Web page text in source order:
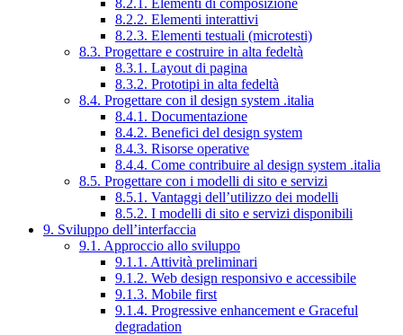
8.2.1. Elementi di composizione
8.2.2. Elementi interattivi
8.2.3. Elementi testuali (microtesti)
8.3. Progettare e costruire in alta fedeltà
8.3.1. Layout di pagina
8.3.2. Prototipi in alta fedeltà
8.4. Progettare con il design system .italia
8.4.1. Documentazione
8.4.2. Benefici del design system
8.4.3. Risorse operative
8.4.4. Come contribuire al design system .italia
8.5. Progettare con i modelli di sito e servizi
8.5.1. Vantaggi dell’utilizzo dei modelli
8.5.2. I modelli di sito e servizi disponibili
9. Sviluppo dell’interfaccia
9.1. Approccio allo sviluppo
9.1.1. Attività preliminari
9.1.2. Web design responsivo e accessibile
9.1.3. Mobile first
9.1.4. Progressive enhancement e Graceful
degradation